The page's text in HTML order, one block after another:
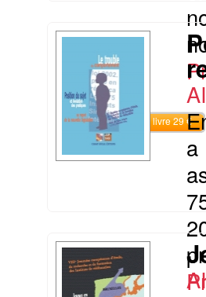
Commander le livre 29 €